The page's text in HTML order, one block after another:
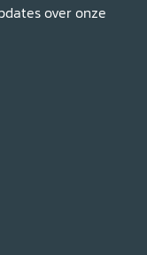
over onze